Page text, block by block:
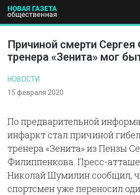
ПОЛИТИКА
Причиной смерти
тренера «Зенита» мог
НОВОСТИ
15 февраля 2020
По предварительной
инфаркт стал причиной
тренера «Зенита» из Пензы
Филиппенкова. Пресс-
Николай Шумилин сообщил,
спортсмен уже переносил